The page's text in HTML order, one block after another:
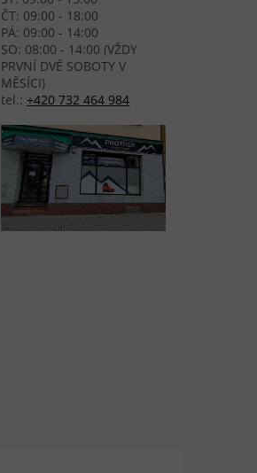
ČT: 09:00 - 18:00
PÁ: 09:00 - 14:00
SO: 08:00 - 14:00 (VŽDY
PRVNÍ DVĚ SOBOTY V
MĚSÍCI)
tel.:+420 732 464 984